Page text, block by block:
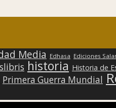
Media Edhasa Ediciones
historia Historia de
Primera Guerra Mundial